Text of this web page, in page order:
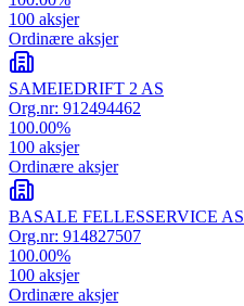
100 aksjer
Ordinære aksjer
SAMEIEDRIFT 2 AS
Org.nr: 912494462
100.00%
100 aksjer
Ordinære aksjer
BASALE FELLESSERVICE AS
Org.nr: 914827507
100.00%
100 aksjer
Ordinære aksjer